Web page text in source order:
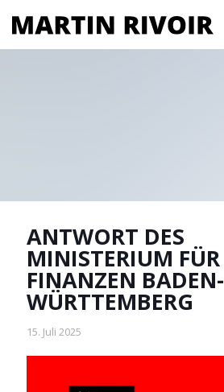
ANTWORT DES
MINISTERIUM FÜR
FINANZEN BADEN-
WÜRTTEMBERG
15. Juli 2025